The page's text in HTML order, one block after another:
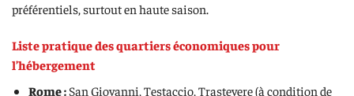
préférentiels, surtout en haute saison.
Liste pratique des quartiers économiques pour
l’hébergement
Rome :San Giovanni, Testaccio, Trastevere (à condition de